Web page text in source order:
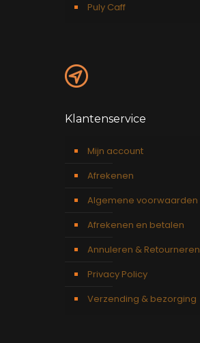
Puly Caff
Klantenservice
Mijn account
Afrekenen
Algemene voorwaarden
Afrekenen en betalen
Annuleren & Retourneren
Privacy Policy
Verzending & bezorging